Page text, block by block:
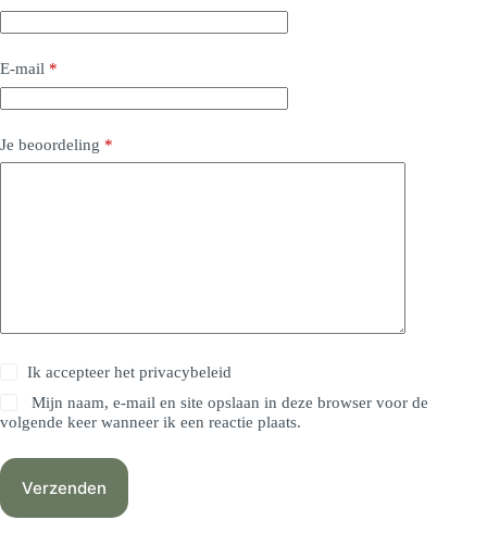
E-mail *
Je beoordeling *
Ik accepteer hetprivacybeleid
Mijn naam, e-mail en site opslaan in deze browser voor de
volgende keer wanneer ik een reactie plaats.
Verzenden